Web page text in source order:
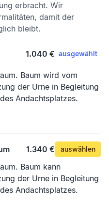
erbracht. Wir
damit der
bleibt.
1.040 € ausgewählt
Baum wird vom
Andachtsplatzes.
1.340 € auswählen
Baum kann
der Urne in Begleitung
Andachtsplatzes.